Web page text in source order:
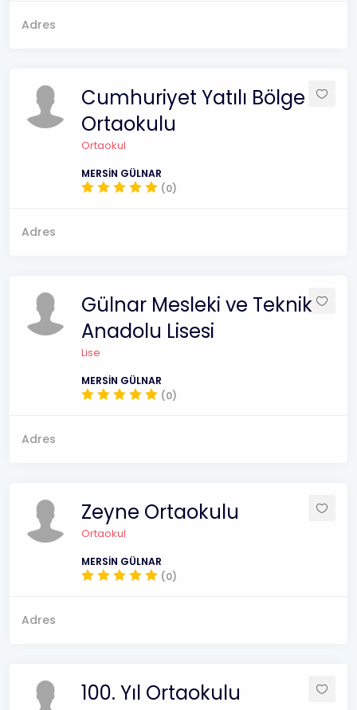
Adres
Cumhuriyet Yatılı Bölge
Ortaokulu
Ortaokul
MERSİN GÜLNAR
(0)
Adres
Gülnar Mesleki ve Teknik
Anadolu Lisesi
Lise
MERSİN GÜLNAR
(0)
Adres
Zeyne Ortaokulu
Ortaokul
MERSİN GÜLNAR
(0)
Adres
100. Yıl Ortaokulu